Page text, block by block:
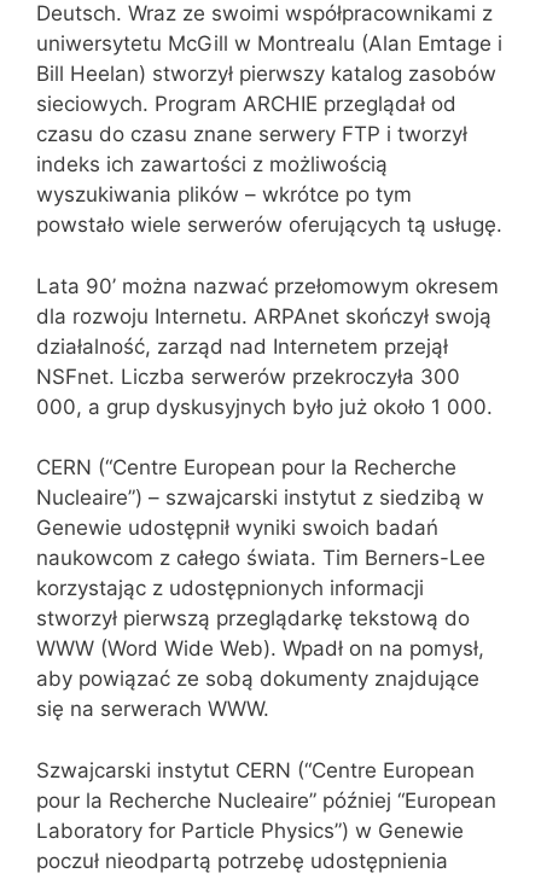
Deutsch. Wraz ze swoimi współpracownikami z
uniwersytetu McGill w Montrealu (Alan Emtage i
Bill Heelan) stworzył pierwszy katalog zasobów
sieciowych. Program ARCHIE przeglądał od
czasu do czasu znane serwery FTP i tworzył
indeks ich zawartości z możliwością
wyszukiwania plików – wkrótce po tym
powstało wiele serwerów oferujących tą usługę.
Lata 90’ można nazwać przełomowym okresem
dla rozwoju Internetu. ARPAnet skończył swoją
działalność, zarząd nad Internetem przejął
NSFnet. Liczba serwerów przekroczyła 300
000, a grup dyskusyjnych było już około 1 000.
CERN (“Centre European pour la Recherche
Nucleaire”) – szwajcarski instytut z siedzibą w
Genewie udostępnił wyniki swoich badań
naukowcom z całego świata. Tim Berners-Lee
korzystając z udostępnionych informacji
stworzył pierwszą przeglądarkę tekstową do
WWW (Word Wide Web). Wpadł on na pomysł,
aby powiązać ze sobą dokumenty znajdujące
się na serwerach WWW.
Szwajcarski instytut CERN (“Centre European
pour la Recherche Nucleaire” później “European
Laboratory for Particle Physics”) w Genewie
poczuł nieodpartą potrzebę udostępnienia